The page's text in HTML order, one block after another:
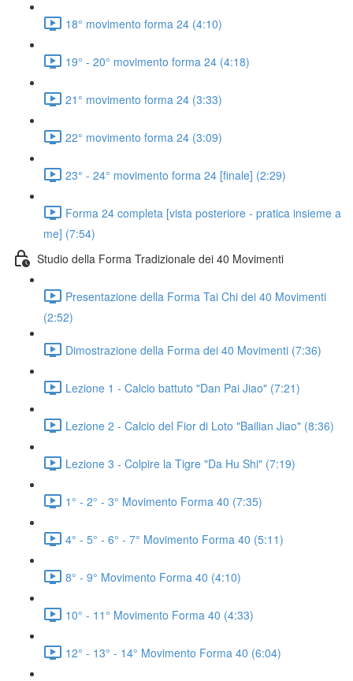
18° movimento forma 24 (4:10)
19° - 20° movimento forma 24 (4:18)
21° movimento forma 24 (3:33)
22° movimento forma 24 (3:09)
23° - 24° movimento forma 24 [finale] (2:29)
Forma 24 completa [vista posteriore - pratica insieme a
me] (7:54)
Studio della Forma Tradizionale dei 40 Movimenti
Presentazione della Forma Tai Chi dei 40 Movimenti
(2:52)
Dimostrazione della Forma dei 40 Movimenti (7:36)
Lezione 1 - Calcio battuto "Dan Pai Jiao" (7:21)
Lezione 2 - Calcio del Fior di Loto "Bailian Jiao" (8:36)
Lezione 3 - Colpire la Tigre "Da Hu Shi" (7:19)
1° - 2° - 3° Movimento Forma 40 (7:35)
4° - 5° - 6° - 7° Movimento Forma 40 (5:11)
8° - 9° Movimento Forma 40 (4:10)
10° - 11° Movimento Forma 40 (4:33)
12° - 13° - 14° Movimento Forma 40 (6:04)